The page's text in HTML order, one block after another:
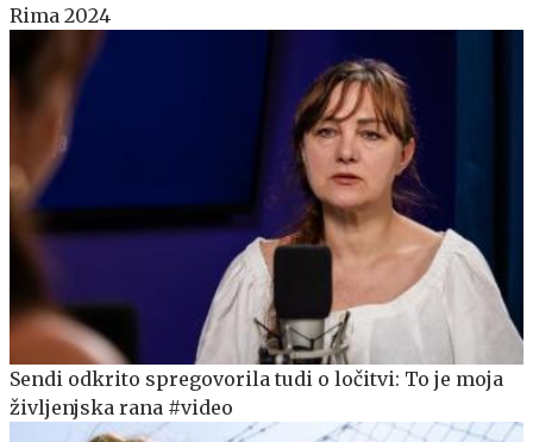
Rima 2024
Sendi odkrito spregovorila tudi o ločitvi: To je moja
življenjska rana #video